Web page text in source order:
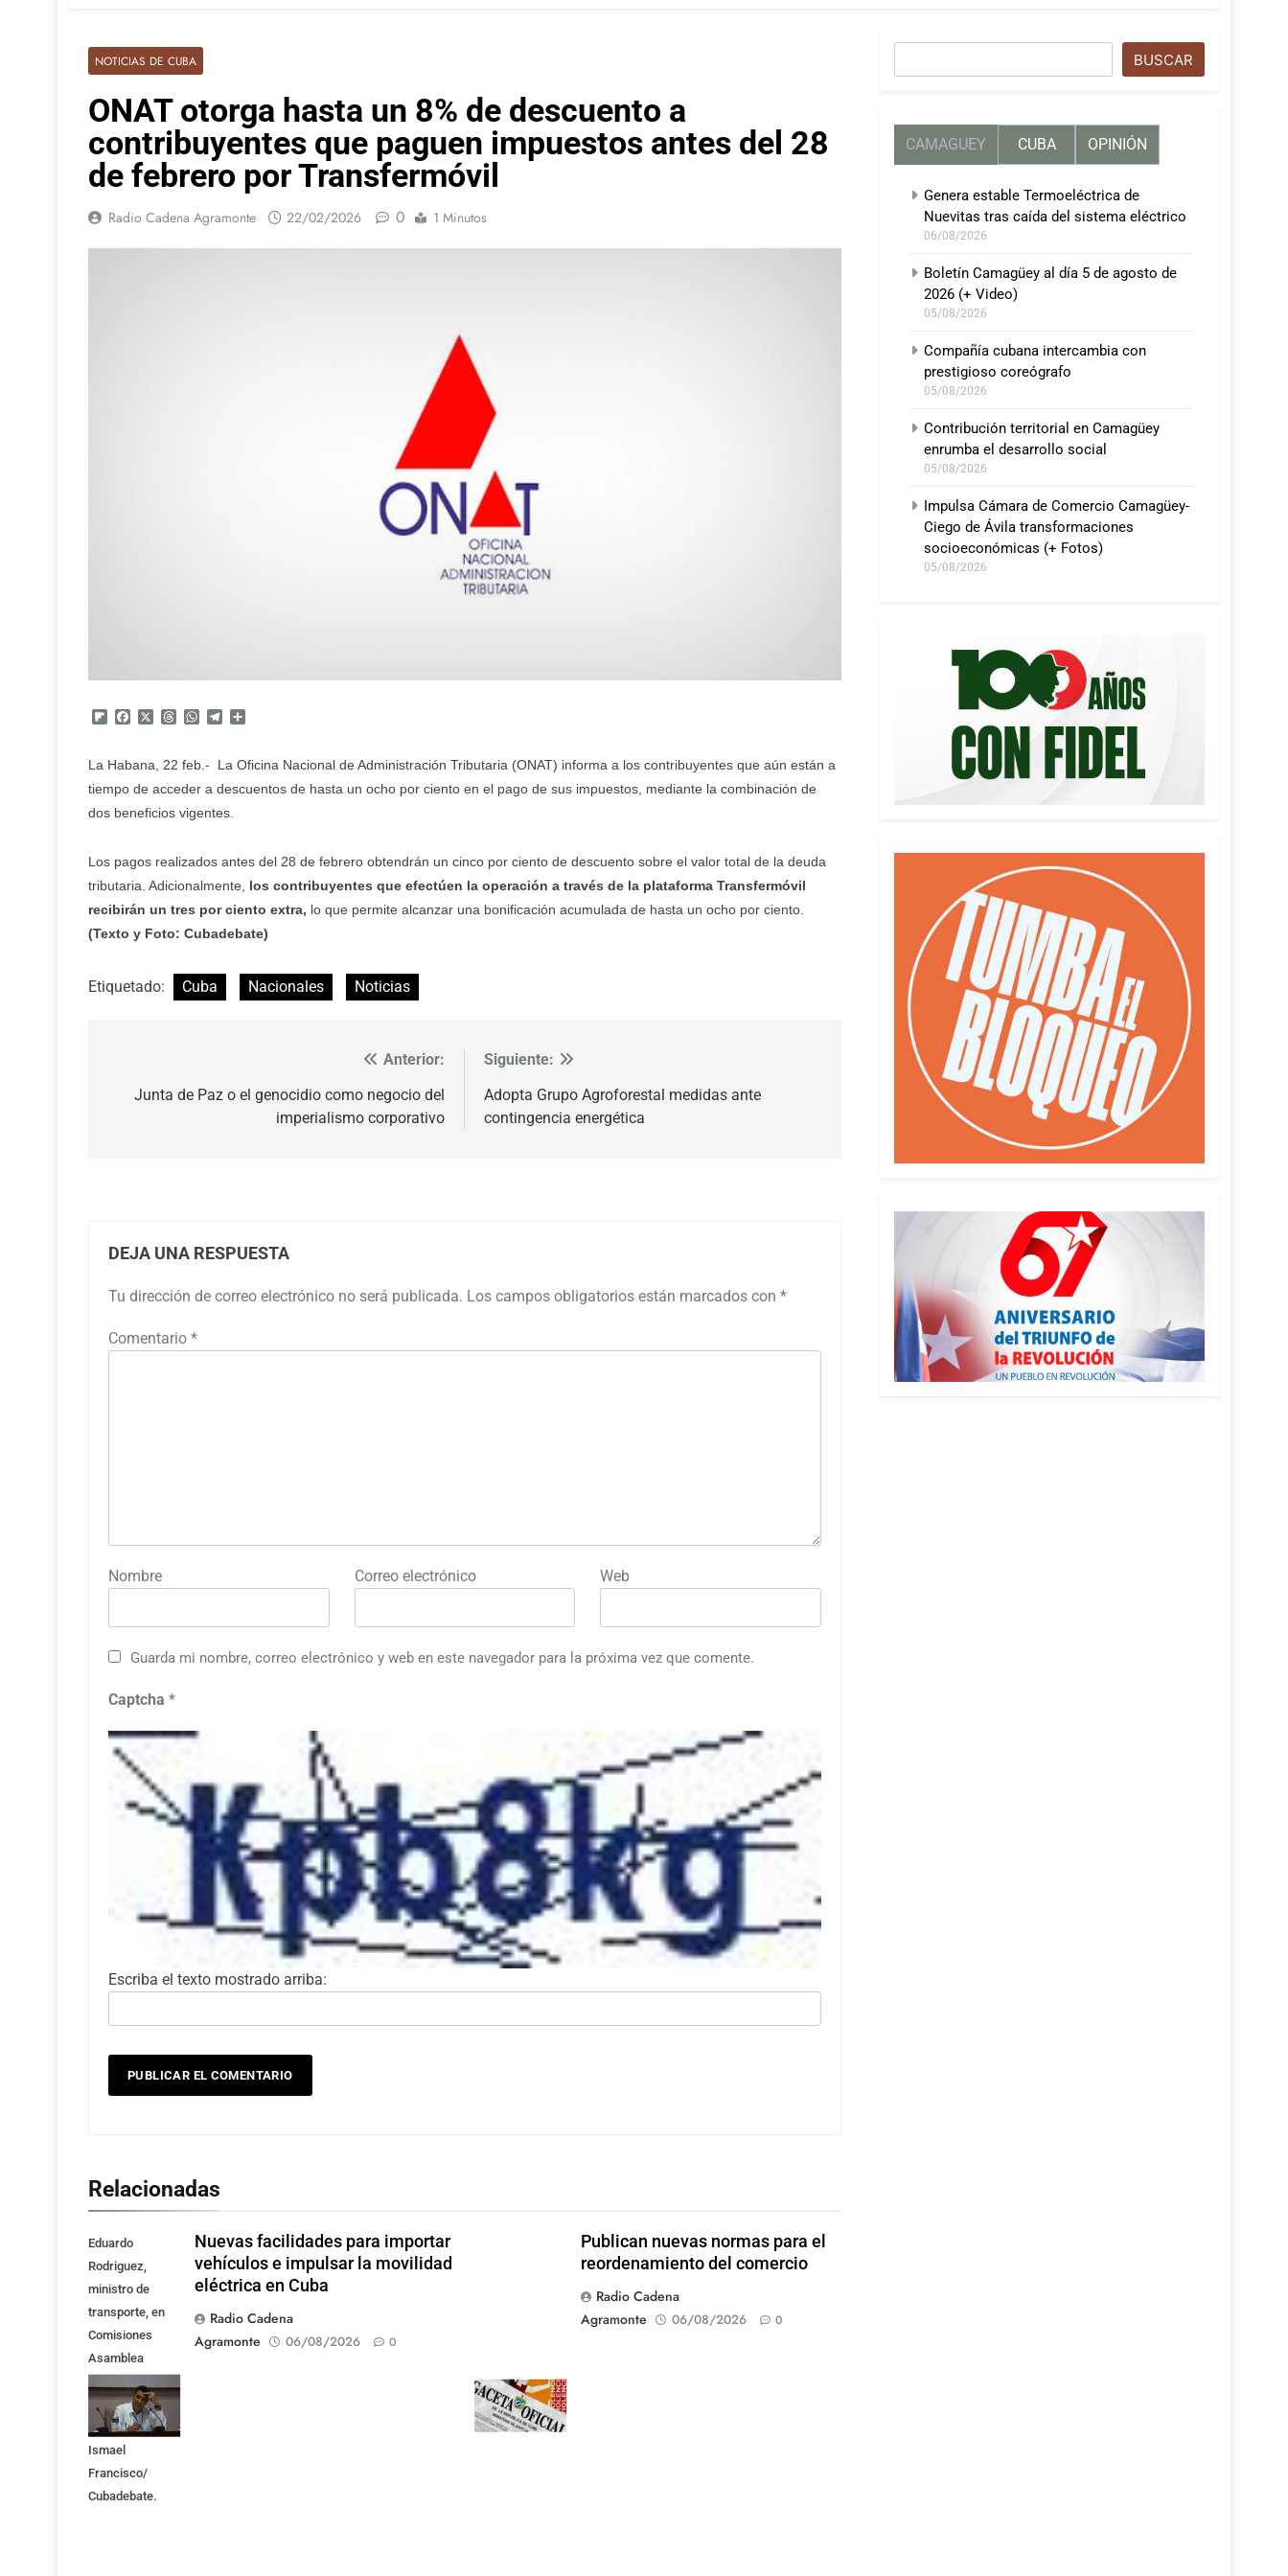
NOTICIAS DE CUBA
ONAT otorga hasta un 8% de descuento a
contribuyentes que paguen impuestos antes del 28
de febrero por Transfermóvil
Radio Cadena Agramonte 22/02/2026 0 1 Minutos
Flipboard
Facebook
X Threads
WhatsApp
Telegram
La Habana, 22 feb.- La Oficina Nacional de Administración Tributaria (ONAT) informa a los contribuyentes que aún están a
tiempo de acceder a descuentos de hasta un ocho por ciento en el pago de sus impuestos, mediante la combinación de
dos beneficios vigentes.
Los pagos realizados antes del 28 de febrero obtendrán un cinco por ciento de descuento sobre el valor total de la deuda
tributaria. Adicionalmente, los contribuyentes que efectúen la operación a través de la plataforma Transfermóvil
recibirán un tres por ciento extra, lo que permite alcanzar una bonificación acumulada de hasta un ocho por ciento.
(Texto y Foto: Cubadebate)
Etiquetado: Cuba Nacionales Noticias
Anterior:
Junta de Paz o el genocidio como negocio del
imperialismo corporativo
Siguiente:
Adopta Grupo Agroforestal medidas ante
contingencia energética
DEJA UNA RESPUESTA
Tu dirección de correo electrónico no será publicada. Los campos obligatorios están marcados con *
Comentario *
Nombre Correo electrónico Web
Guarda mi nombre, correo electrónico y web en este navegador para la próxima vez que comente.
Captcha *
Escriba el texto mostrado arriba:
Relacionadas
Eduardo
Rodriguez,
ministro de
transporte, en
Comisiones
Asamblea
Atención a los
Servicios . Foto:
Ismael
Francisco/
Cubadebate.
Nuevas facilidades para importar
vehículos e impulsar la movilidad
eléctrica en Cuba
Radio Cadena
Agramonte
06/08/2026 0
Publican nuevas normas para el
reordenamiento del comercio
Radio Cadena
Agramonte
06/08/2026 0
BUSCAR
CAMAGUEY CUBA OPINIÓN
Genera estable Termoeléctrica de
Nuevitas tras caída del sistema eléctrico
06/08/2026
Boletín Camagüey al día 5 de agosto de
2026 (+ Video)
05/08/2026
Compañía cubana intercambia con
prestigioso coreógrafo
05/08/2026
Contribución territorial en Camagüey
enrumba el desarrollo social
05/08/2026
Impulsa Cámara de Comercio Camagüey-
Ciego de Ávila transformaciones
socioeconómicas (+ Fotos)
05/08/2026